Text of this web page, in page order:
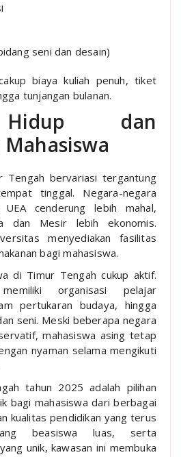
seni dan desain)
biaya kuliah penuh, tiket
tunjangan bulanan.
dan
Tengah bervariasi tergantung
tinggal. Negara-negara
cenderung lebih mahal,
dan Mesir lebih ekonomis.
menyediakan fasilitas
bagi mahasiswa.
di Timur Tengah cukup aktif.
organisasi pelajar
pertukaran budaya, hingga
seni. Meski beberapa negara
mahasiswa asing tetap
nyaman selama mengikuti
tahun 2025 adalah pilihan
bagi mahasiswa dari berbagai
kualitas pendidikan yang terus
beasiswa luas, serta
unik, kawasan ini membuka